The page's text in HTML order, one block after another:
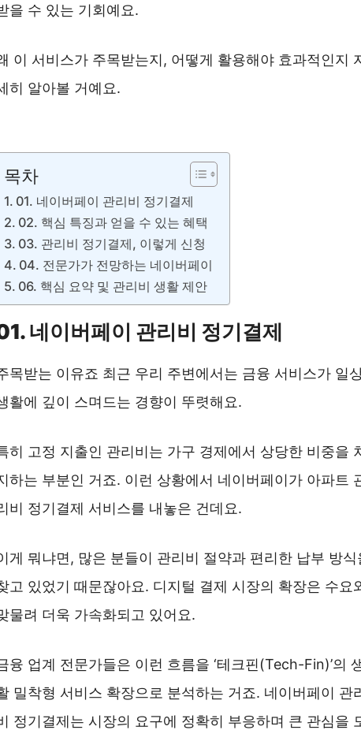
을 수 있는 기회예요.
이 서비스가 주목받는지, 어떻게 활용해야 효과적인지
히 알아볼 거예요.
목차
01. 네이버페이 관리비 정기결제
02. 핵심 특징과 얻을 수 있는 혜택
03. 관리비 정기결제, 이렇게 신청
04. 전문가가 전망하는 네이버페이
06. 핵심 요약 및 관리비 생활 제안
네이버페이 관리비 정기결제
목받는 이유죠 최근 우리 주변에서는 금융 서비스가 일
활에 깊이 스며드는 경향이 뚜렷해요.
히 고정 지출인 관리비는 가구 경제에서 상당한 비중을
하는 부분인 거죠. 이런 상황에서 네이버페이가 아파트
비 정기결제 서비스를 내놓은 건데요.
게 뭐냐면, 많은 분들이 관리비 절약과 편리한 납부 방식
고 있었기 때문잖아요. 디지털 결제 시장의 확장은 수요
물려 더욱 가속화되고 있어요.
융 업계 전문가들은 이런 흐름을 ‘테크핀(Tech-Fin)’의
밀착형 서비스 확장으로 분석하는 거죠. 네이버페이 관
정기결제는 시장의 요구에 정확히 부응하며 큰 관심을